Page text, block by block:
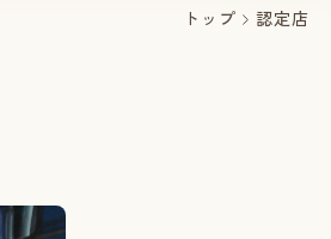
トップ 認定店